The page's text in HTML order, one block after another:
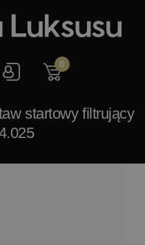
0
startowy filtrujący